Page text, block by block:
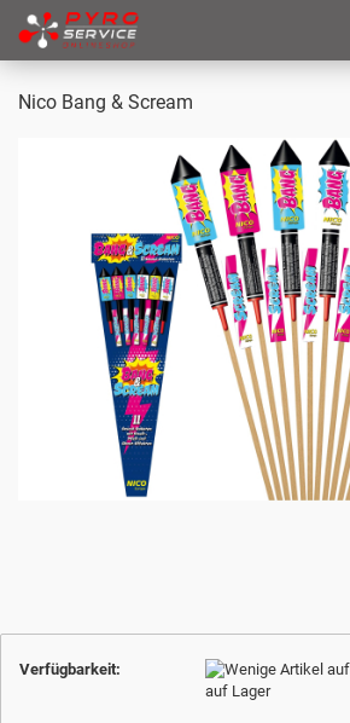
Nico Bang & Scream
Verfügbarkeit:
auf Lager